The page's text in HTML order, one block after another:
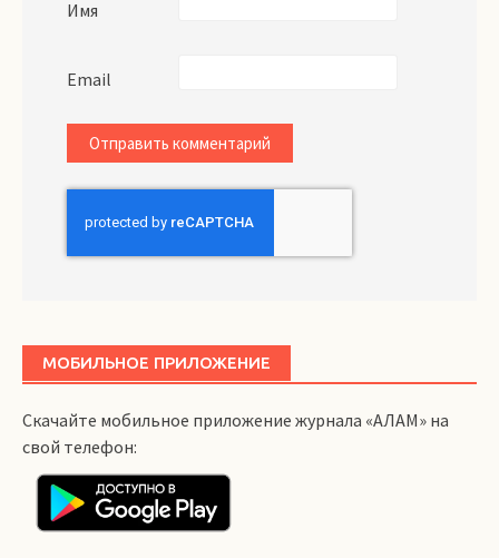
Имя
Email
МОБИЛЬНОЕ ПРИЛОЖЕНИЕ
Скачайте мобильное приложение журнала «АЛАМ» на
свой телефон: